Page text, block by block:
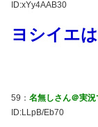
ID:xYy4AAB30
ヨシイエ
59： 名無しさん＠実況
ID:LLpB/Eb70